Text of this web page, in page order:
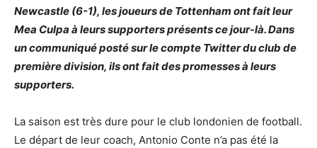
Newcastle (6-1), les joueurs de Tottenham ont fait leur
Mea Culpa à leurs supporters présents ce jour-là. Dans
un communiqué posté sur le compte Twitter du club de
première division, ils ont fait des promesses à leurs
supporters.
La saison est très dure pour le club londonien de football.
Le départ de leur coach, Antonio Conte n’a pas été la